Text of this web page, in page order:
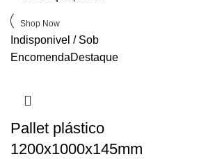
Shop Now
Indisponivel / Sob
EncomendaDestaque
Pallet plástico
1200x1000x145mm